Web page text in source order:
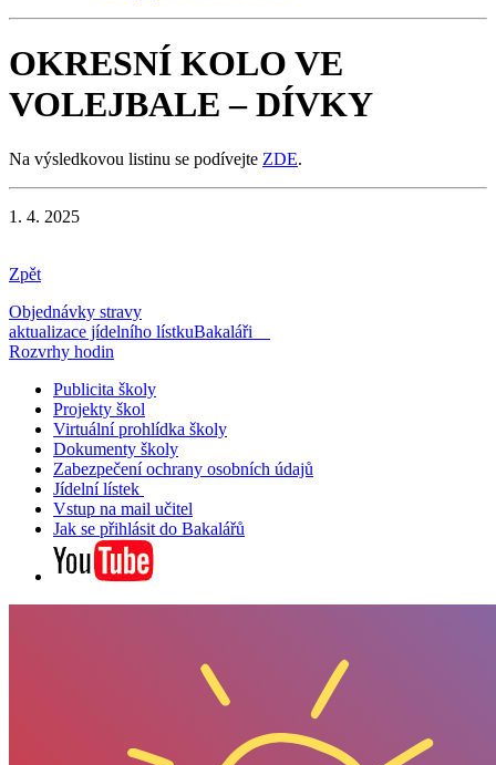
OKRESNÍ KOLO VE
VOLEJBALE – DÍVKY
Na výsledkovou listinu se podívejte ZDE.
1. 4. 2025
Zpět
Objednávky stravy
aktualizace jídelního lístkuBakaláři
Rozvrhy hodin
Publicita školy
Projekty škol
Virtuální prohlídka školy
Dokumenty školy
Zabezpečení ochrany osobních údajů
Jídelní lístek
Vstup na mail učitel
Jak se přihlásit do Bakalářů